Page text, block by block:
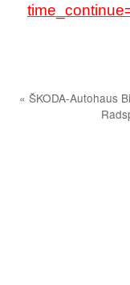
« ŠKODA-Autohaus